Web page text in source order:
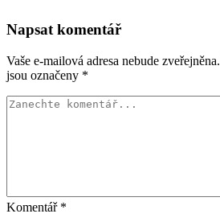
Napsat komentář
Vaše e-mailová adresa nebude zveřejněna.
jsou označeny *
Komentář *